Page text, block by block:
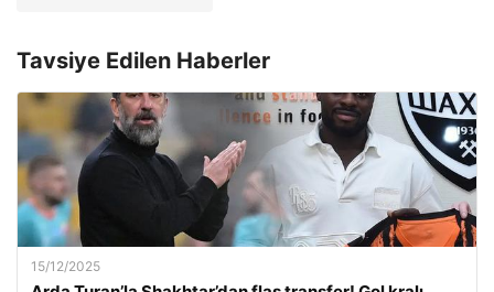
Tavsiye Edilen Haberler
15/12/2025